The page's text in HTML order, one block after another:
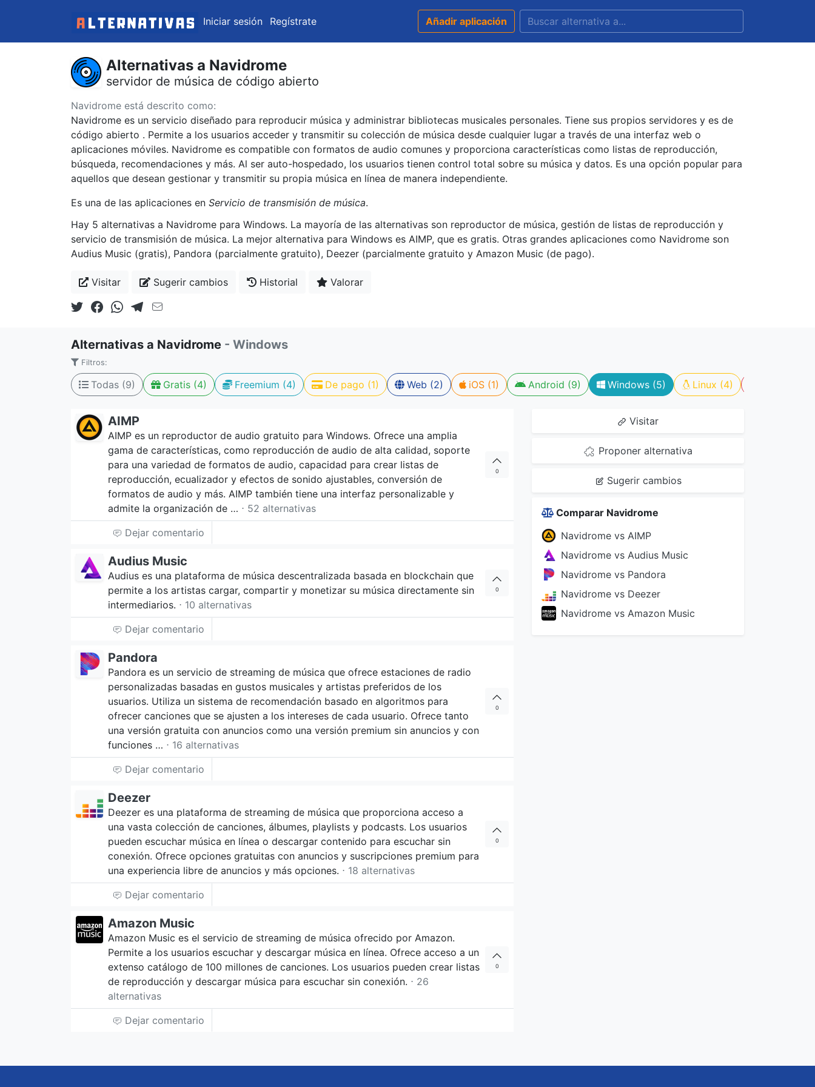
Iniciar sesión Regístrate Añadir aplicación
Alternativas a Navidrome
servidor de música de código abierto
Navidrome está descrito como:
Navidrome es un servicio diseñado para reproducir música y administrar bibliotecas musicales personales. Tiene sus propios servidores y es de
código abierto . Permite a los usuarios acceder y transmitir su colección de música desde cualquier lugar a través de una interfaz web o
aplicaciones móviles. Navidrome es compatible con formatos de audio comunes y proporciona características como listas de reproducción,
búsqueda, recomendaciones y más. Al ser auto-hospedado, los usuarios tienen control total sobre su música y datos. Es una opción popular para
aquellos que desean gestionar y transmitir su propia música en línea de manera independiente.
Es una de las aplicaciones en Servicio de transmisión de música.
Hay 5 alternativas a Navidrome para Windows. La mayoría de las alternativas son reproductor de música, gestión de listas de reproducción y
servicio de transmisión de música. La mejor alternativa para Windows es AIMP, que es gratis. Otras grandes aplicaciones como Navidrome son
Audius Music (gratis), Pandora (parcialmente gratuito), Deezer (parcialmente gratuito y Amazon Music (de pago).
Visitar Sugerir cambios Historial Valorar
Alternativas a Navidrome - Windows
Filtros:
Todas (9) Gratis (4) Freemium (4) De pago (1) Web (2) iOS (1) Android (9) Windows (5) Linux (4)
AIMP
AIMP es un reproductor de audio gratuito para Windows. Ofrece una amplia
gama de características, como reproducción de audio de alta calidad, soporte
para una variedad de formatos de audio, capacidad para crear listas de
reproducción, ecualizador y efectos de sonido ajustables, conversión de
formatos de audio y más. AIMP también tiene una interfaz personalizable y
admite la organización de … ⋅ 52 alternativas
0
Dejar comentario
Audius Music
Audius es una plataforma de música descentralizada basada en blockchain que
permite a los artistas cargar, compartir y monetizar su música directamente sin
intermediarios. ⋅ 10 alternativas
0
Dejar comentario
Pandora
Pandora es un servicio de streaming de música que ofrece estaciones de radio
personalizadas basadas en gustos musicales y artistas preferidos de los
usuarios. Utiliza un sistema de recomendación basado en algoritmos para
ofrecer canciones que se ajusten a los intereses de cada usuario. Ofrece tanto
una versión gratuita con anuncios como una versión premium sin anuncios y con
funciones … ⋅ 16 alternativas
0
Dejar comentario
Deezer
Deezer es una plataforma de streaming de música que proporciona acceso a
una vasta colección de canciones, álbumes, playlists y podcasts. Los usuarios
pueden escuchar música en línea o descargar contenido para escuchar sin
conexión. Ofrece opciones gratuitas con anuncios y suscripciones premium para
una experiencia libre de anuncios y más opciones. ⋅ 18 alternativas
0
Dejar comentario
Amazon Music
Amazon Music es el servicio de streaming de música ofrecido por Amazon.
Permite a los usuarios escuchar y descargar música en línea. Ofrece acceso a un
extenso catálogo de 100 millones de canciones. Los usuarios pueden crear listas
de reproducción y descargar música para escuchar sin conexión. ⋅ 26
alternativas
0
Dejar comentario
Visitar
Proponer alternativa
Sugerir cambios
Comparar Navidrome
Navidrome vs AIMP
Navidrome vs Audius Music
Navidrome vs Pandora
Navidrome vs Deezer
Navidrome vs Amazon Music